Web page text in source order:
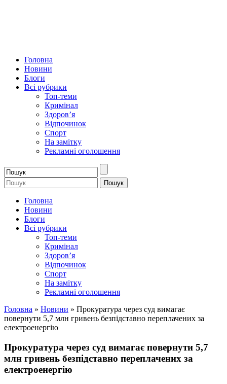
Головна
Новини
Блоги
Всі рубрики
Топ-теми
Кримінал
Здоров’я
Відпочинок
Спорт
На замітку
Рекламні оголошення
Головна
Новини
Блоги
Всі рубрики
Топ-теми
Кримінал
Здоров’я
Відпочинок
Спорт
На замітку
Рекламні оголошення
Головна » Новини » Прокуратура через суд вимагає
повернути 5,7 млн гривень безпідставно переплачених за
електроенергію
Прокуратура через суд вимагає повернути 5,7
млн гривень безпідставно переплачених за
електроенергію